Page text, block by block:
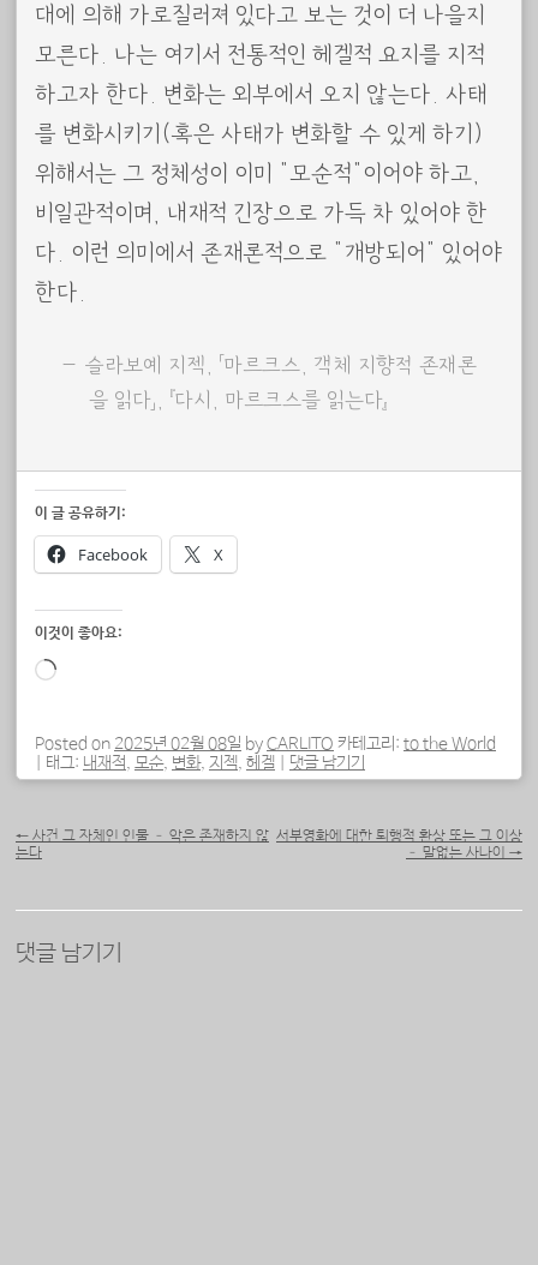
대에 의해 가로질러져 있다고 보는 것이 더 나을지
모른다. 나는 여기서 전통적인 헤겔적 요지를 지적
하고자 한다. 변화는 외부에서 오지 않는다. 사태
를 변화시키기(혹은 사태가 변화할 수 있게 하기)
위해서는 그 정체성이 이미 “모순적”이어야 하고,
비일관적이며, 내재적 긴장으로 가득 차 있어야 한
다. 이런 의미에서 존재론적으로 “개방되어” 있어야
한다.
슬라보예 지젝, 「마르크스, 객체 지향적 존재론
을 읽다」, 『다시, 마르크스를 읽는다』
이 글 공유하기:
Facebook X
이것이 좋아요:
로
중...
Posted on 2025년 02월 08일 byCARLITO 카테고리: to the World
태그: 내재적, 모순, 변화, 지젝, 헤겔 댓글 남기기
← 사건 그 자체인 인물 – 악은 존재하지 않
는다
서부영화에 대한 퇴행적 환상 또는 그 이상
– 말없는 사나이 →
댓글 남기기